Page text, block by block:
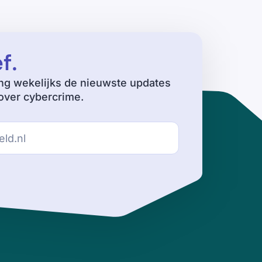
.
wekelijks de nieuwste updates
cybercrime.